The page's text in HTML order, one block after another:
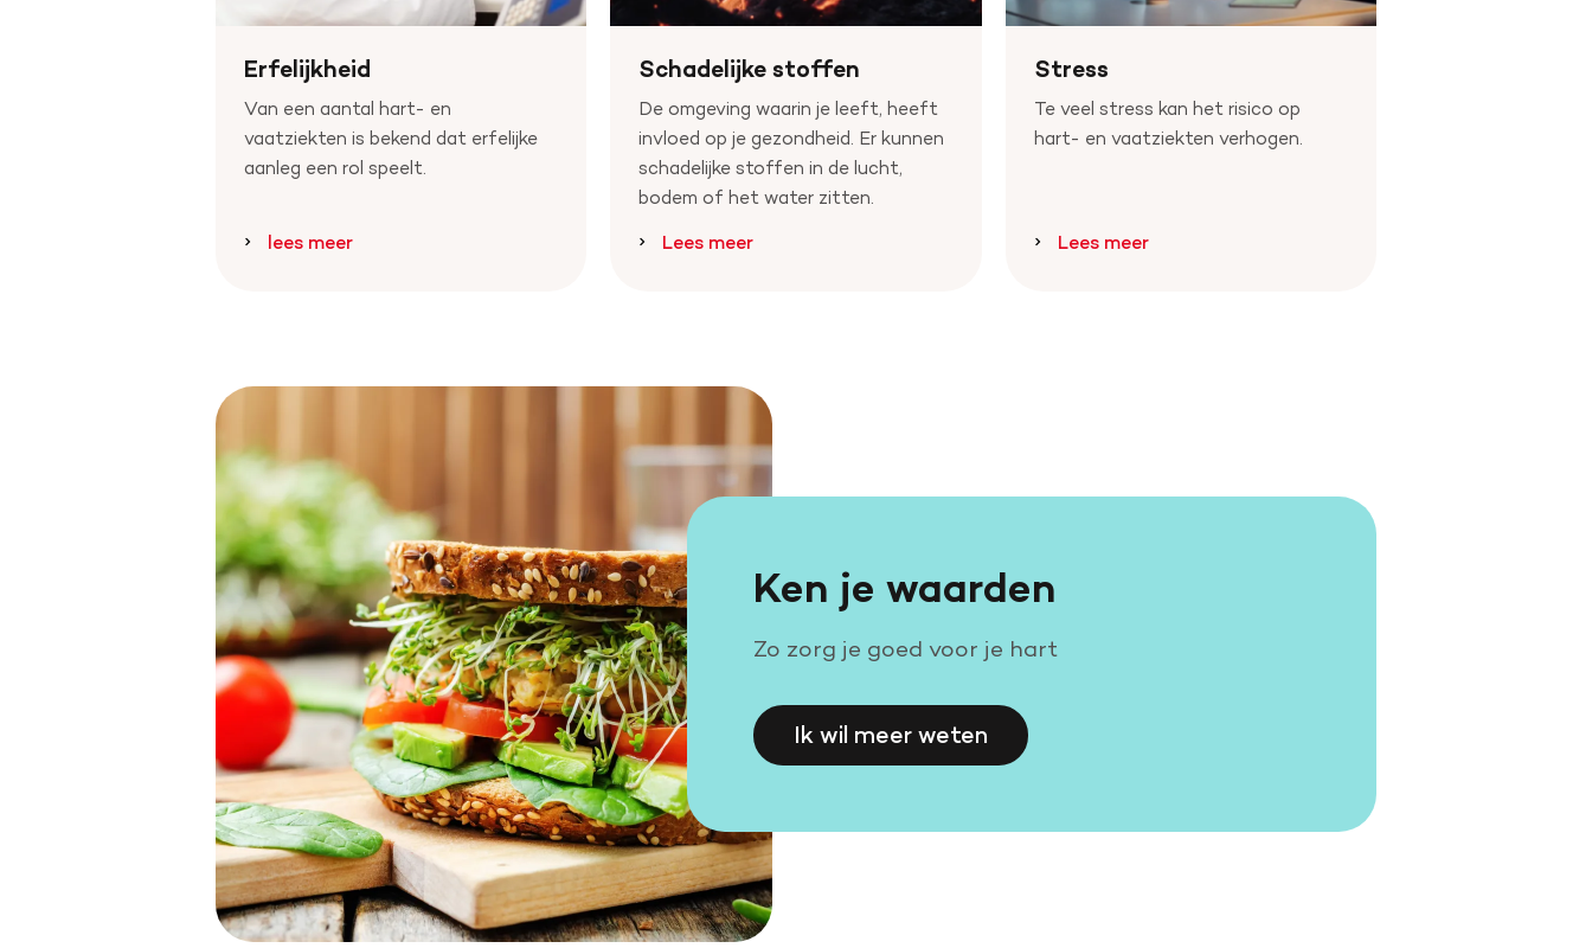
Erfelijkheid
Van een aantal hart- en
vaatziekten is bekend dat erfelijke
aanleg een rol speelt.
lees meer
Schadelijke stoffen
De omgeving waarin je leeft, heeft
invloed op je gezondheid. Er kunnen
schadelijke stoffen in de lucht,
bodem of het water zitten.
Lees meer
Stress
Te veel stress kan het risico op
hart- en vaatziekten verhogen.
Lees meer
Ken je waarden
Zo zorg je goed voor je hart
Ik wil meer weten